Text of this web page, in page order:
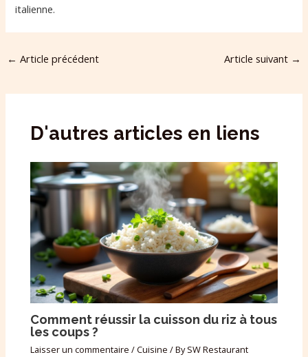
italienne.
← Article précédent Article suivant →
D'autres articles en liens
Comment réussir la cuisson du riz à tous
les coups ?
Laisser un commentaire /Cuisine / BySW Restaurant